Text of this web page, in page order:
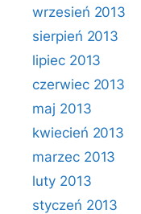
wrzesień 2013
sierpień 2013
lipiec 2013
czerwiec 2013
maj 2013
kwiecień 2013
marzec 2013
luty 2013
styczeń 2013